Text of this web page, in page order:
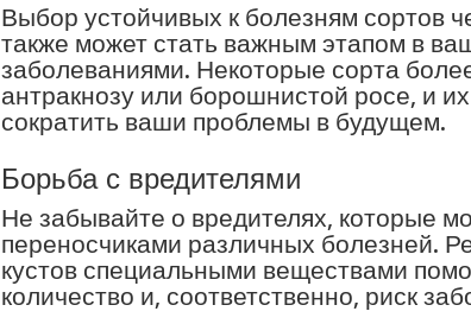
Выбор устойчивых к болезням сортов
также может стать важным этапом в
заболеваниями. Некоторые сорта
антракнозу или борошнистой росе, и
сократить ваши проблемы в будущем.
Борьба с вредителями
Не забывайте о вредителях, которые
переносчиками различных болезней.
кустов специальными веществами
количество и, соответственно, риск